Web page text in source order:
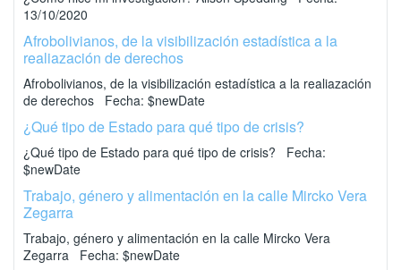
13/10/2020
Afrobolivianos, de la visibilización estadística a la
realiazación de derechos
Afrobolivianos, de la visibilización estadística a la realiazación
de derechos Fecha: $newDate
¿Qué tipo de Estado para qué tipo de crisis?
¿Qué tipo de Estado para qué tipo de crisis? Fecha:
$newDate
Trabajo, género y alimentación en la calle Mircko Vera
Zegarra
Trabajo, género y alimentación en la calle Mircko Vera
Zegarra Fecha: $newDate